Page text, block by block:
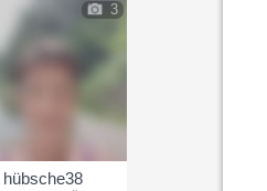
3
hübsche38